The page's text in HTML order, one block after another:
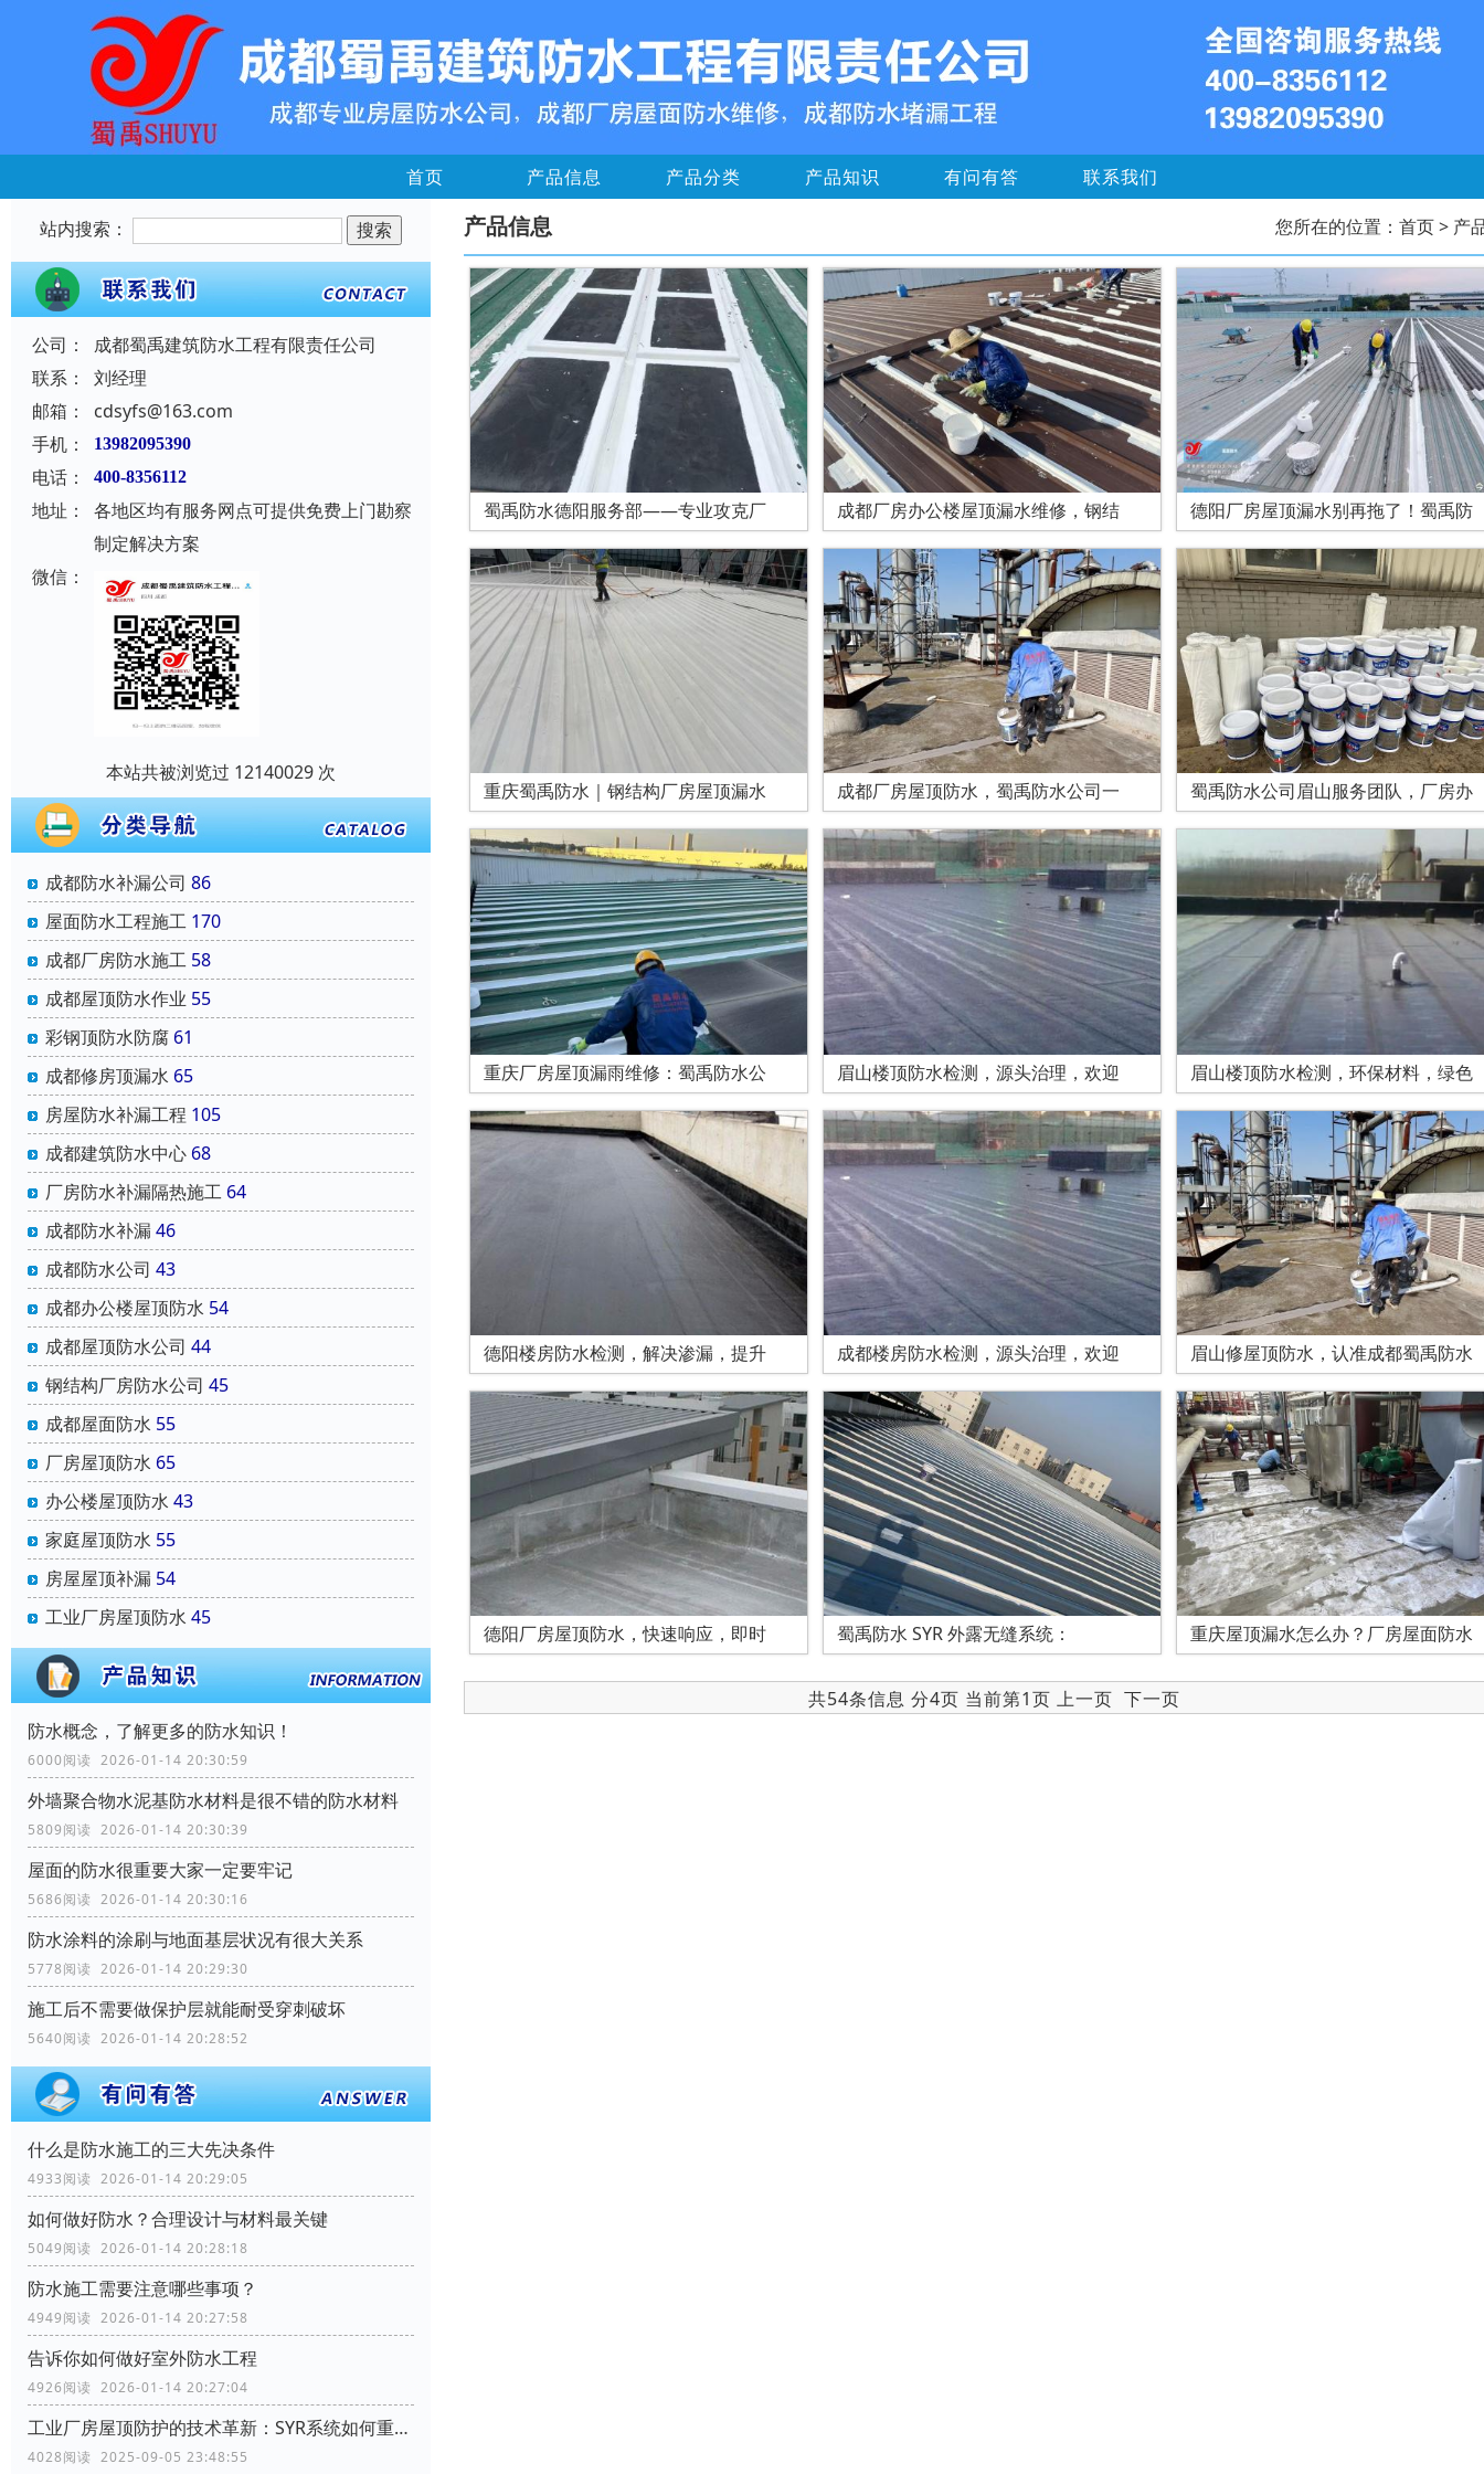
首页 产品信息 产品分类 产品知识 有问有答 联系我们
站内搜索：
公司：
成都蜀禹建筑防水工程有限责任公司
联系：
刘经理
邮箱：
cdsyfs@163.com
手机：
13982095390
电话： 400-8356112
地址：
各地区均有服务网点可提供免费上门勘察
制定解决方案
微信：
本站共被浏览过 12140029 次
成都防水补漏公司 86
屋面防水工程施工 170
成都厂房防水施工 58
成都屋顶防水作业 55
彩钢顶防水防腐 61
成都修房顶漏水 65
房屋防水补漏工程 105
成都建筑防水中心 68
厂房防水补漏隔热施工 64
成都防水补漏46
成都防水公司 43
成都办公楼屋顶防水 54
成都屋顶防水公司 44
钢结构厂房防水公司 45
成都屋面防水 55
厂房屋顶防水 65
办公楼屋顶防水 43
家庭屋顶防水 55
房屋屋顶补漏 54
工业厂房屋顶防水 45
防水概念，了解更多的防水知识！
6000阅读 2026-01-14 20:30:59
外墙聚合物水泥基防水材料是很不错的防水材料
5809阅读 2026-01-14 20:30:39
屋面的防水很重要大家一定要牢记
5686阅读 2026-01-14 20:30:16
防水涂料的涂刷与地面基层状况有很大关系
5778阅读 2026-01-14 20:29:30
施工后不需要做保护层就能耐受穿刺破坏
5640阅读 2026-01-14 20:28:52
什么是防水施工的三大先决条件
4933阅读 2026-01-14 20:29:05
如何做好防水？合理设计与材料最关键
5049阅读 2026-01-14 20:28:18
防水施工需要注意哪些事项？
4949阅读 2026-01-14 20:27:58
告诉你如何做好室外防水工程
4926阅读 2026-01-14 20:27:04
工业厂房屋顶防护的技术革新：SYR系统如何重塑行业标准
4028阅读 2025-09-05 23:48:55
产品信息 您所在的位置： 首页> 产
蜀禹防水德阳服务部——专业攻克厂 成都厂房办公楼屋顶漏水维修，钢结 德阳厂房屋顶漏水别再拖了！蜀禹防
重庆蜀禹防水｜钢结构厂房屋顶漏水 成都厂房屋顶防水，蜀禹防水公司一 蜀禹防水公司眉山服务团队，厂房办
重庆厂房屋顶漏雨维修：蜀禹防水公 眉山楼顶防水检测，源头治理，欢迎 眉山楼顶防水检测，环保材料，绿色
德阳楼房防水检测，解决渗漏，提升 成都楼房防水检测，源头治理，欢迎 眉山修屋顶防水，认准成都蜀禹防水
德阳厂房屋顶防水，快速响应，即时 蜀禹防水 SYR 外露无缝系统： 重庆屋顶漏水怎么办？厂房屋面防水
共54条信息 分4页 当前第1页 上一页 下一页